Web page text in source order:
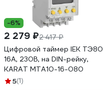
-6%
2 279 ₽2 417 ₽
Цифровой таймер IEK ТЭ80
16А, 230В, на DIN-рейку,
KARAT MTA10-16-080
5(1)